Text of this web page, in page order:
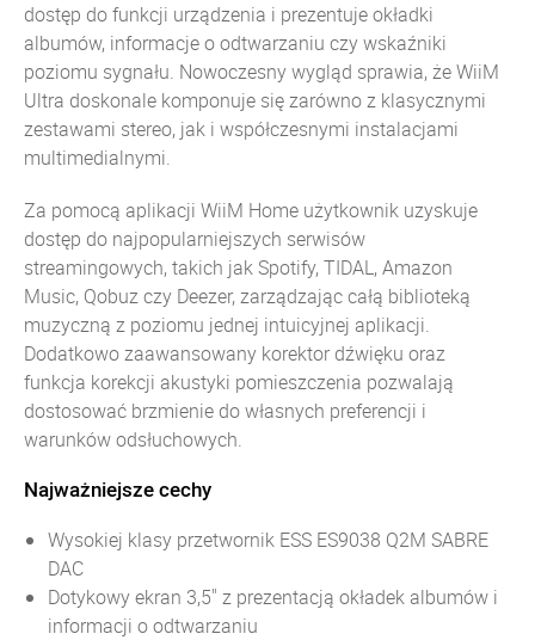
dostęp do funkcji urządzenia i prezentuje okładki
albumów, informacje o odtwarzaniu czy wskaźniki
poziomu sygnału. Nowoczesny wygląd sprawia, że WiiM
Ultra doskonale komponuje się zarówno z klasycznymi
zestawami stereo, jak i współczesnymi instalacjami
multimedialnymi.
Za pomocą aplikacji WiiM Home użytkownik uzyskuje
dostęp do najpopularniejszych serwisów
streamingowych, takich jak Spotify, TIDAL, Amazon
Music, Qobuz czy Deezer, zarządzając całą biblioteką
muzyczną z poziomu jednej intuicyjnej aplikacji.
Dodatkowo zaawansowany korektor dźwięku oraz
funkcja korekcji akustyki pomieszczenia pozwalają
dostosować brzmienie do własnych preferencji i
warunków odsłuchowych.
Najważniejsze cechy
Wysokiej klasy przetwornik ESS ES9038 Q2M SABRE
DAC
Dotykowy ekran 3,5" z prezentacją okładek albumów i
informacji o odtwarzaniu